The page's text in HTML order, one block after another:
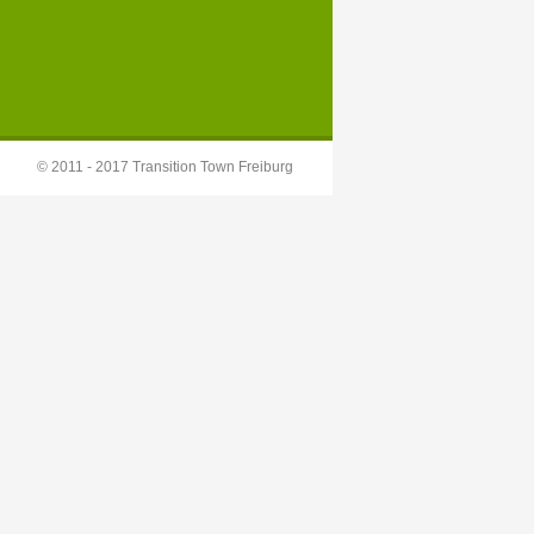
© 2011 - 2017 Transition Town Freiburg